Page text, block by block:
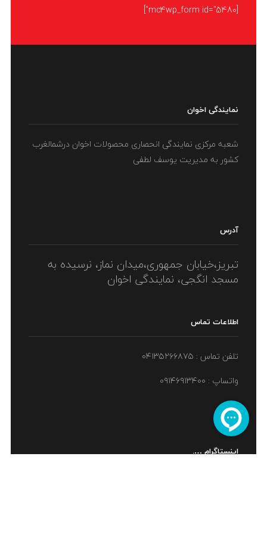
[mc4wp_form id="5480"]
نمایندگی اخوان
شعبه مرکزی نمایندگی انحصاری محصولات اخوان درشمالغرب
کشور به مدیریت یوسف لطفی
آدرس
تبریز،خیابان جمهوری،میدان نماز، نرسیده به
مسجد انگجی، نمایندگی اخوان
اطلاعات تماس
تلفن تماس : ۰۴۱۳۵۲۶۶۸۷۵
واتساپ : ۰۹۱۴۶۹۱۳۴۰۰
اینستاگرام ….